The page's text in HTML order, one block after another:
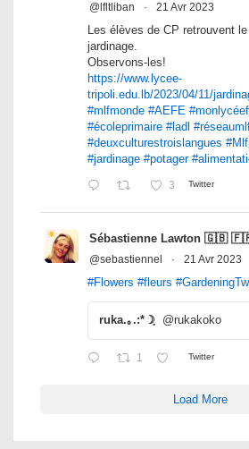
@lfltliban · 21 Avr 2023
Les élèves de CP retrouvent
jardinage.
Observons-les!
https://www.lycee-
tripoli.edu.lb/2023/04/11/
#mlfmonde #AEFE
#écoleprimaire #ladl
#deuxculturestroislangues
#jardinage #potager
3 Twitter
Sébastienne Lawton 🇬🇧
@sebastiennel · 21 Avr 2023
#Flowers #fleurs
ruka.｡.:*☽ฺ @rukakoko
1 Twitter
Load More